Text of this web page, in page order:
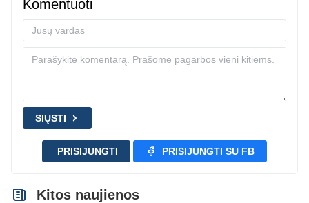
Komentuoti
SIŲSTI
PRISIJUNGTI PRISIJUNGTI SU FB
Kitos naujienos